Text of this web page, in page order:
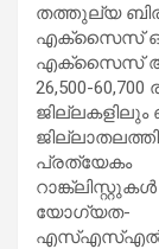
തത്തുല്യ
എക്‌സൈസ്
എക്‌സൈസ്
26,500-
ജില്ലകളിലും
പ്രത്യേകം
യോഗ്യത-